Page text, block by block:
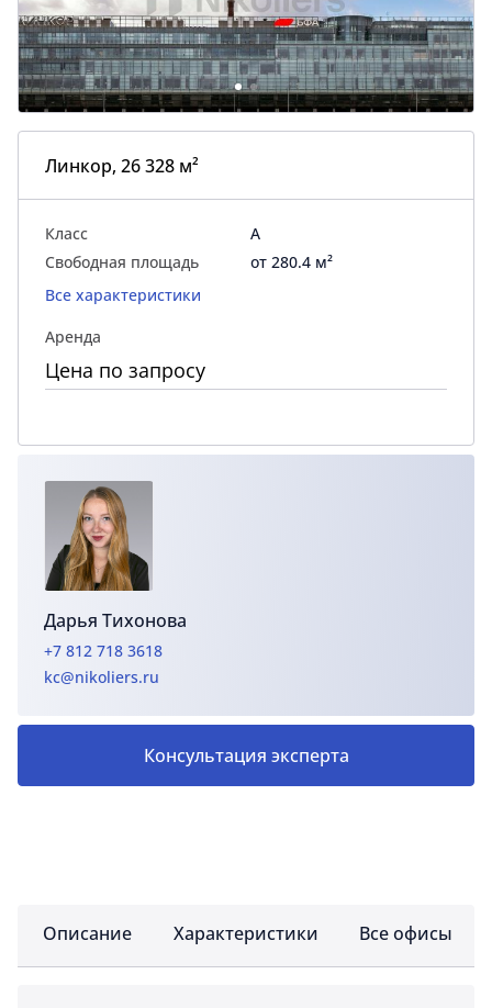
Линкор, 26 328 м²
Класс
A
Свободная площадь
от 280.4 м²
Все характеристики
Аренда
Цена по запросу
Дарья Тихонова
+7 812 718 3618
kc@nikoliers.ru
Консультация эксперта
Описание Характеристики Все офисы